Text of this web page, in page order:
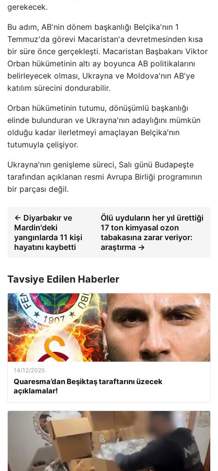
gerekecek.
Bu adım, AB'nin dönem başkanlığı Belçika'nın 1
Temmuz'da görevi Macaristan'a devretmesinden kısa
bir süre önce gerçekleşti. Macaristan Başbakanı Viktor
Orban hükümetinin altı ay boyunca AB politikalarını
belirleyecek olması, Ukrayna ve Moldova'nın AB'ye
katılım sürecini dondurabilir.
Orban hükümetinin tutumu, dönüşümlü başkanlığı
elinde bulunduran ve Ukrayna'nın adaylığını mümkün
olduğu kadar ilerletmeyi amaçlayan Belçika'nın
tutumuyla çelişiyor.
Ukrayna'nın genişleme süreci, Salı günü Budapeşte
tarafından açıklanan resmi Avrupa Birliği programının
bir parçası değil.
← Diyarbakır ve
Mardin'deki
yangınlarda 11 kişi
hayatını kaybetti
Ölü uyduların her yıl ürettiği
17 ton kimyasal ozon
tabakasına zarar veriyor:
araştırma →
Tavsiye Edilen Haberler
14/12/2025
Quaresma’dan Beşiktaş taraftarını üzecek
açıklamalar!